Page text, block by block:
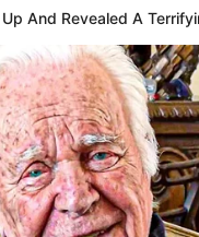
Megan
And Revealed A